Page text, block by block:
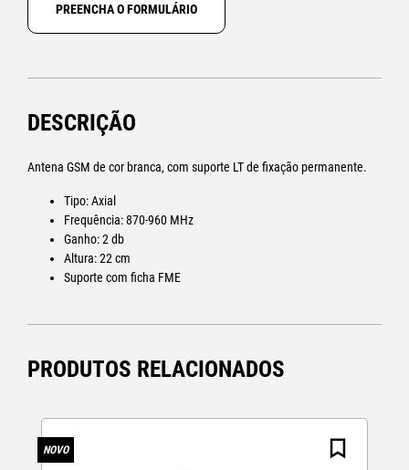
PREENCHA O FORMULÁRIO
DESCRIÇÃO
Antena GSM de cor branca, com suporte LT de fixação permanente.
Tipo: Axial
Frequência: 870-960 MHz
Ganho: 2 db
Altura: 22 cm
Suporte com ficha FME
PRODUTOS RELACIONADOS
NOVO